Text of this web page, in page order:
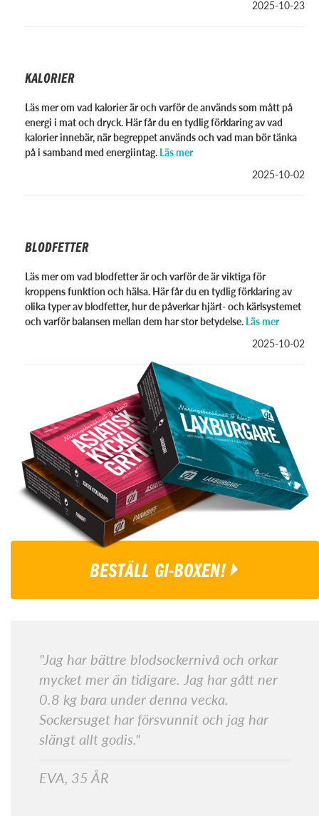
2025-10-23
KALORIER
Läs mer om vad kalorier är och varför de används som mått på
energi i mat och dryck. Här får du en tydlig förklaring av vad
kalorier innebär, när begreppet används och vad man bör tänka
på i samband med energiintag. Läs mer
2025-10-02
BLODFETTER
Läs mer om vad blodfetter är och varför de är viktiga för
kroppens funktion och hälsa. Här får du en tydlig förklaring av
olika typer av blodfetter, hur de påverkar hjärt- och kärlsystemet
och varför balansen mellan dem har stor betydelse. Läs mer
2025-10-02
BESTÄLL GI-BOXEN!
"Jag har bättre blodsockernivå och orkar
mycket mer än tidigare. Jag har gått ner
0.8 kg bara under denna vecka.
Sockersuget har försvunnit och jag har
slängt allt godis."
EVA, 35 ÅR